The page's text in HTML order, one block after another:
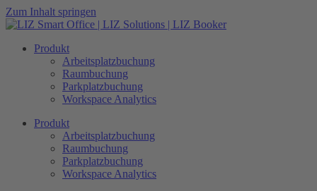
Zum Inhalt springen
Produkt
Arbeitsplatzbuchung
Raumbuchung
Parkplatzbuchung
Workspace Analytics
Produkt
Arbeitsplatzbuchung
Raumbuchung
Parkplatzbuchung
Workspace Analytics